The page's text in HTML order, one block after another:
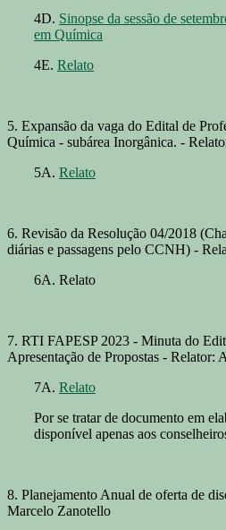
4D. Sinopse da sessão de
em Química
4E. Relato
5. Expansão da vaga do Edital de
Química - subárea Inorgânica. -
5A. Relato
6. Revisão da Resolução 04/2018
diárias e passagens pelo CCNH) -
6A. Relato
7. RTI FAPESP 2023 - Minuta do
Apresentação de Propostas - Relator:
7A. Relato
Por se tratar de documento em
disponível apenas aos
8. Planejamento Anual de oferta de
Marcelo Zanotello